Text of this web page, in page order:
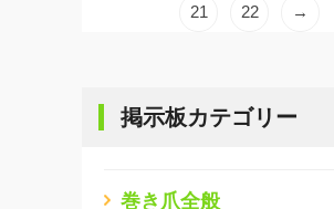
21 22 →
掲示板カテゴリー
巻き爪全般